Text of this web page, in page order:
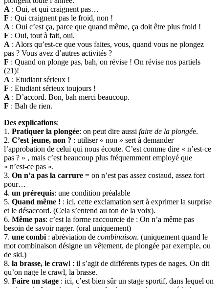
A : Oui, et qui craignent pas…
F : Qui craignent pas le froid, non !
A : Oui c’est ça, parce que quand même, ça doit être plus froid !
F : Oui, tout à fait, oui.
A : Alors qu’est-ce que vous faites, vous, quand vous ne plongez
pas ? Vous avez d’autres activités ?
F : Quand on plonge pas, bah, on révise ! On révise nos partiels
(21)!
A : Etudiant sérieux !
F : Etudiant sérieux toujours !
A : D’accord. Bon, bah merci beaucoup.
F : Bah de rien.
Des explications:
1. Pratiquer la plongée: on peut dire aussi faire de la plongée.
2. C’est jeune, non ? : utiliser « non » sert à demander
l’approbation de celui qui nous écoute. C’est comme dire « n’est-ce
pas ? » , mais c’est beaucoup plus fréquemment employé que
« n’est-ce pas ».
3. On n’a pas la carrure = on n’est pas assez costaud, assez fort
pour…
4. un prérequis: une condition préalable
5. Quand même ! : ici, cette exclamation sert à exprimer la surprise
et le désaccord. (Cela s’entend au ton de la voix).
6. Même pas: c’est la forme raccourcie de : On n’a même pas
besoin de savoir nager. (oral uniquement)
7. une combi : abréviation de combinaison. (uniquement quand le
mot combinaison désigne un vêtement, de plongée par exemple, ou
de ski.)
8. la brasse, le crawl : il s’agit de différents types de nages. On dit
qu’on nage le crawl, la brasse.
9. Faire un stage : ici, c’est bien sûr un stage sportif, dans lequel on